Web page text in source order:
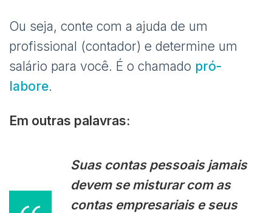
Ou seja, conte com a ajuda de um
profissional (contador) e determine um
salário para você. É o chamado pró-
labore.
Em outras palavras:
Suas contas pessoais jamais
devem se misturar com as
contas empresariais e seus